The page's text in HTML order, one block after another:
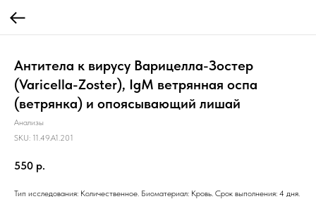
Антитела к вирусу Варицелла-Зостер
(Varicella-Zoster), IgM ветрянная оспа
(ветрянка) и опоясывающий лишай
Анализы
SKU: 11.49.A1.201
550 р.
Тип исследования: Количественное. Биоматериал: Кровь. Срок выполнения: 4 дня.